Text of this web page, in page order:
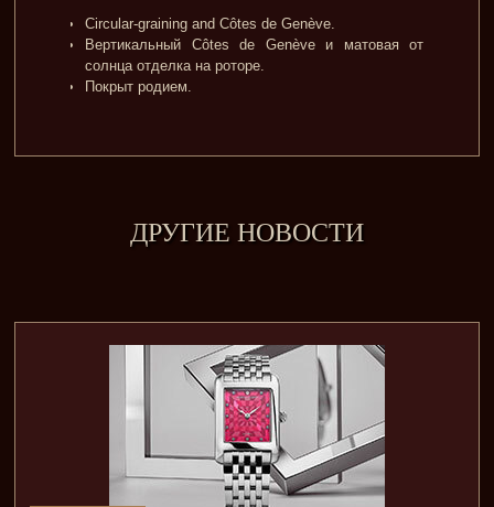
Circular-graining and Côtes de Genève.
Вертикальный Côtes de Genève и матовая от
солнца отделка на роторе.
Покрыт родием.
ДРУГИЕ НОВОСТИ